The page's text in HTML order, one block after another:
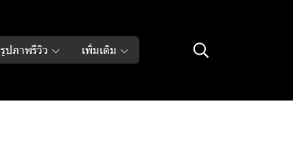
รูปภาพรีวิว เพิ่มเติม